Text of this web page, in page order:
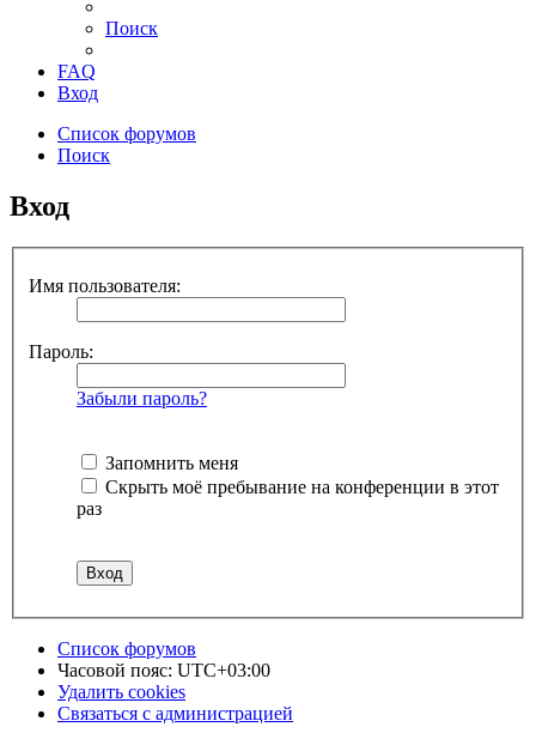
Поиск
FAQ
Вход
Список форумов
Поиск
Вход
Имя пользователя:
Пароль:
Забыли пароль?
Запомнить меня
Скрыть моё пребывание на конференции в этот
раз
Список форумов
Часовой пояс: UTC+03:00
Удалить cookies
Связаться с администрацией